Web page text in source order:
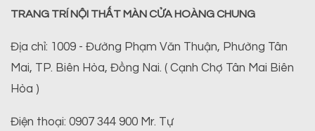
TRANG TRÍ NỘI THẤT MÀN CỬA HOÀNG CHUNG
Địa chỉ: 1009 - Đường Phạm Văn Thuận, Phường Tân
Mai, TP. Biên Hòa, Đồng Nai. ( Cạnh Chợ Tân Mai Biên
Hòa )
Điện thoại: 0907 344 900 Mr. Tự